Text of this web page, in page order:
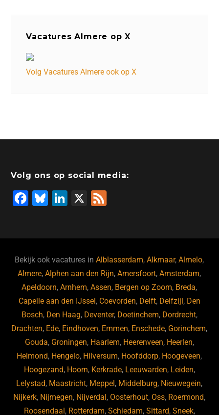
Vacatures Almere op X
Volg Vacatures Almere ook op X
Volg ons op social media:
F
b
o
o
k
Bl
ky
Li
dI
n
X
Bekijk ook vacatures inAlblasserdam,Alkmaar,Almelo,
Almere,Alphen aan den Rijn,Amersfoort,Amsterdam,
Apeldoorn,Arnhem,Assen, Bergen op Zoom, Breda,
Capelle aan den IJssel, Coevorden, Delft, Delfzijl, Den
Bosch, Den Haag, Deventer, Doetinchem, Dordrecht,
Drachten, Ede, Eindhoven, Emmen, Enschede, Gorinchem,
Gouda, Groningen, Haarlem, Heerenveen, Heerlen,
Helmond, Hengelo, Hilversum, Hoofddorp, Hoogeveen,
Hoogezand, Hoorn, Kerkrade, Leeuwarden, Leiden,
Lelystad, Maastricht, Meppel, Middelburg, Nieuwegein,
Nijkerk, Nijmegen, Nijverdal, Oosterhout, Oss, Roermond,
Roosendaal, Rotterdam, Schiedam, Sittard, Sneek,